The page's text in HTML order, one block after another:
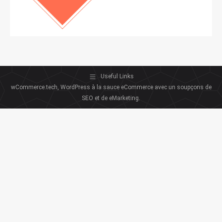
Useful Links
wCommerce.tech, WordPress à la sauce eCommerce avec un soupçons de
SEO et de eMarketing.